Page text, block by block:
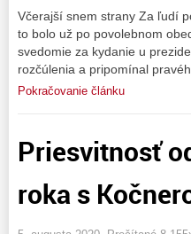
Včerajší snem strany Za ľudí
to bolo už po povolebnom
svedomie za kydanie u
rozčúlenia a pripomínal
Pokračovanie článku
Priesvitnosť
roka s